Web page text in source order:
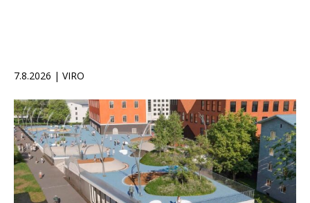
7.8.2026 | VIRO